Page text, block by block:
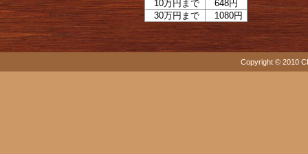
10万円まで
648円
30万円まで
1080円
Copyright © 2010